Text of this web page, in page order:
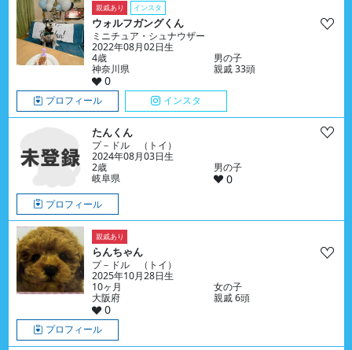
親戚あり インスタ
ウォルフガングくん
ミニチュア・シュナウザー
2022年08月02日生
4歳
男の子
神奈川県
親戚 33頭
0
プロフィール インスタ
たんくん
プ－ドル （トイ）
2024年08月03日生
2歳
男の子
岐阜県
0
プロフィール
親戚あり
らんちゃん
プ－ドル （トイ）
2025年10月28日生
10ヶ月
女の子
大阪府
親戚 6頭
0
プロフィール